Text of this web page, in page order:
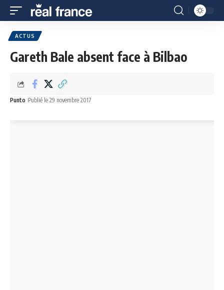
ACTUS
Gareth Bale absent face à Bilbao
Punto Publié le 29 novembre 2017